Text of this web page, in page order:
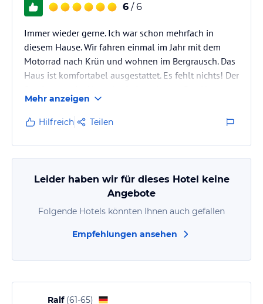
6 / 6
Immer wieder gerne. Ich war schon mehrfach in
diesem Hause. Wir fahren einmal im Jahr mit dem
Motorrad nach Krün und wohnen im Bergrausch. Das
Haus ist komfortabel ausgestattet. Es fehlt nichts! Der
kann natürlich auch für Wander- und Fahrradurlaube
genutzt werden. Die Gastronomie in Krün ist
ebenfalls zu empfehlen. Garmisch, Mittenwald und
Wallgau sind in unmittelbarer Nähe und auch leicht
mit öffentlichen Verkehrsmitteln zu erreichen. Der
Besuch von Kochel- und…
Mehr anzeigen
Hilfreich Teilen
Leider haben wir für dieses Hotel keine
Angebote
Folgende Hotels könnten Ihnen auch gefallen
Empfehlungen ansehen
Ralf (61-65)